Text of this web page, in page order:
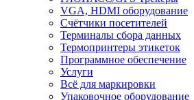
VGA, HDMI оборудование
Счётчики посетителей
Терминалы сбора данных
Термопринтеры этикеток
Программное обеспечение
Услуги
Всё для маркировки
Упаковочное оборудование